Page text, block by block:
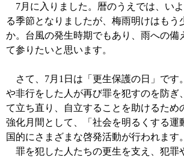
7月に入りました。暦のうえでは、い
る季節となりましたが、梅雨明けはもう
か。台風の発生時期でもあり、雨への備
て参りたいと思います。
さて、7月1日は「更生保護の日」です
や非行をした人が再び罪を犯すのを防ぎ
て立ち直り、自立することを助けるため
強化月間として、「社会を明るくする運
国的にさまざまな啓発活動が行われます。
罪を犯した人たちの更生を支え、犯罪